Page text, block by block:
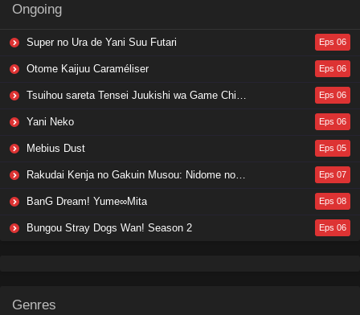
Ongoing
Super no Ura de Yani Suu Futari Eps 06
Otome Kaijuu Caraméliser Eps 06
Tsuihou sareta Tensei Juukishi wa Game Chishiki de Musou suru Eps 06
Yani Neko Eps 06
Mebius Dust Eps 05
Rakudai Kenja no Gakuin Musou: Nidome no Tensei, S-Rank Cheat Majutsushi Boukenroku Eps 07
BanG Dream! Yume∞Mita Eps 08
Bungou Stray Dogs Wan! Season 2 Eps 06
Genres